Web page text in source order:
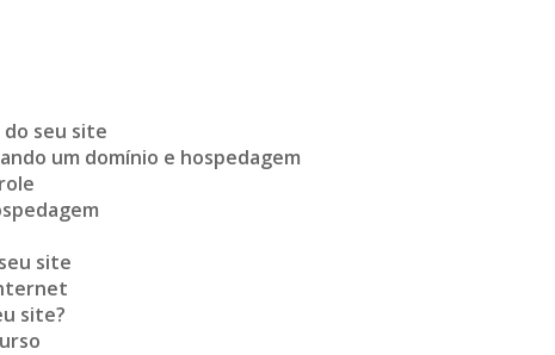
do seu site
um domínio e hospedagem
site
site?